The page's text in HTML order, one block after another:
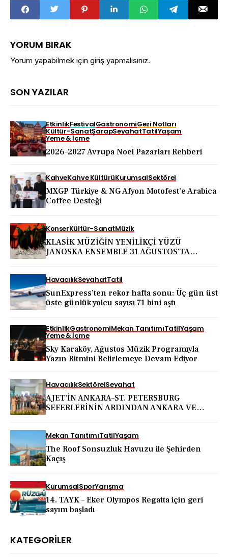
YORUM BIRAK
Yorum yapabilmek için giriş yapmalısınız.
SON YAZILAR
EtkinlikFestivalGastronomiGezi Notları
Kültür-SanatŞarapSeyahatTatilYaşam
Yeme & İçme
2026–2027 Avrupa Noel Pazarları Rehberi
KahveKahve KültürüKurumsalSektörel
MXGP Türkiye & NG Afyon Motofest’e Arabica
Coffee Desteği
KonserKültür-SanatMüzik
KLASİK MÜZİĞİN YENİLİKÇİ YÜZÜ
JANOSKA ENSEMBLE 31 AĞUSTOS’TA
HavacılıkSeyahatTatil
SunExpress’ten rekor hafta sonu: Üç gün üst
üste günlük yolcu sayısı 71 bini aştı
EtkinlikGastronomiMekan TanıtımıTatilYaşam
Yeme & İçme
Sky Karaköy, Ağustos Müzik Programıyla
Yazın Ritmini Belirlemeye Devam Ediyor
HavacılıkSektörelSeyahat
AJET’İN ANKARA–ST. PETERSBURG
SEFERLERİNİN ARDINDAN ANKARA VE
Mekan TanıtımıTatilYaşam
The Roof Sonsuzluk Havuzu ile Şehirden
Kaçış
KurumsalSporYarışma
14. TAYK – Eker Olympos Regatta için geri
sayım başladı
KATEGORILER